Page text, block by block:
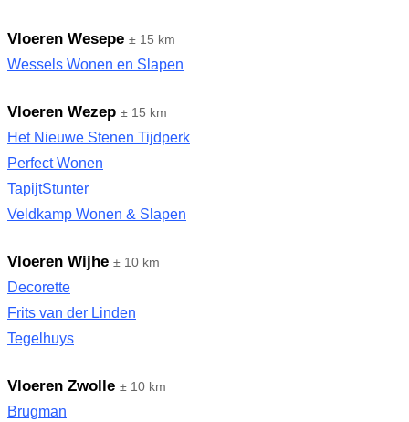
Vloeren Wesepe ± 15 km
Wessels Wonen en Slapen
Vloeren Wezep ± 15 km
Het Nieuwe Stenen Tijdperk
Perfect Wonen
TapijtStunter
Veldkamp Wonen & Slapen
Vloeren Wijhe ± 10 km
Decorette
Frits van der Linden
Tegelhuys
Vloeren Zwolle ± 10 km
Brugman